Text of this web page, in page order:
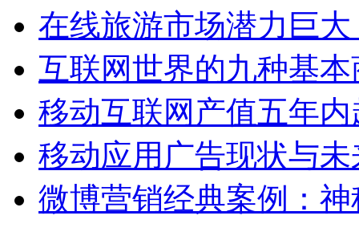
在线旅游市场潜力巨
互联网世界的九种基
移动互联网产值五年
移动应用广告现状与
微博营销经典案例：